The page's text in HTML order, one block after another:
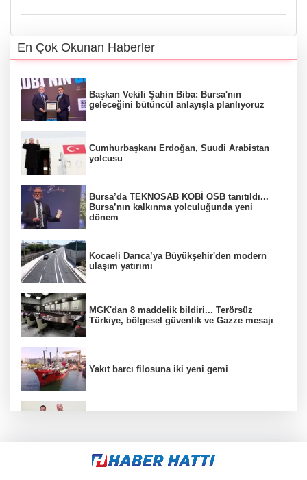
En Çok Okunan Haberler
Başkan Vekili Şahin Biba: Bursa'nın
geleceğini bütüncül anlayışla planlıyoruz
Cumhurbaşkanı Erdoğan, Suudi Arabistan
yolcusu
Bursa’da TEKNOSAB KOBİ OSB tanıtıldı...
Bursa’nın kalkınma yolculuğunda yeni
dönem
Kocaeli Darıca’ya Büyükşehir'den modern
ulaşım yatırımı
MGK'dan 8 maddelik bildiri... Terörsüz
Türkiye, bölgesel güvenlik ve Gazze mesajı
Yakıt barcı filosuna iki yeni gemi